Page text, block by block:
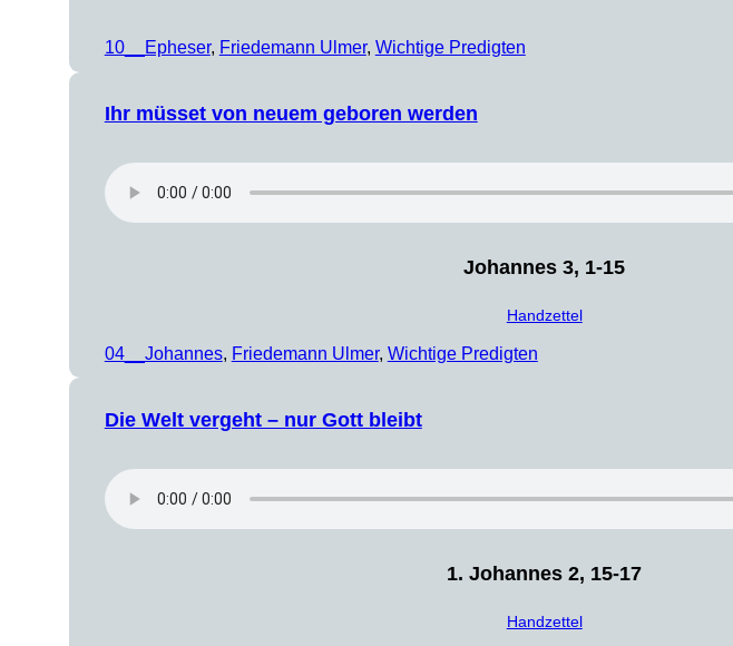
10__Epheser, Friedemann Ulmer, Wichtige Predigten
Ihr müsset von neuem geboren werden
Johannes 3, 1-15
Handzettel
04__Johannes, Friedemann Ulmer, Wichtige Predigten
Die Welt vergeht – nur Gott bleibt
1. Johannes 2, 15-17
Handzettel